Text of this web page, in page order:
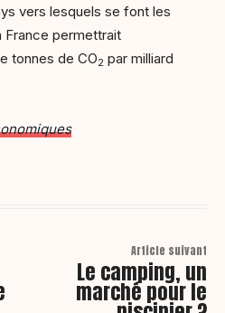
vers lesquels se font les
France permettrait
tonnes de CO2 par milliard
Article suivant
Le camping, un
marché pour le